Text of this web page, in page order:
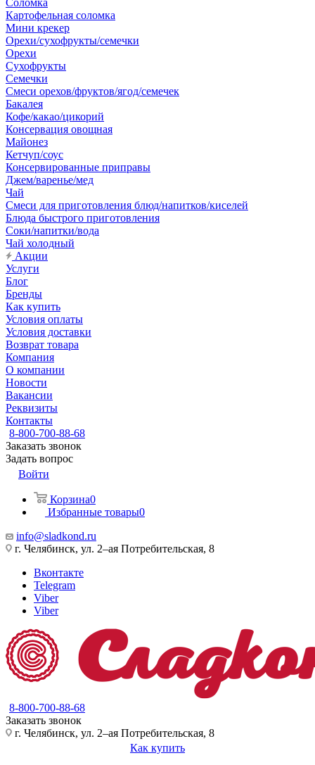
Соломка
Картофельная соломка
Мини крекер
Орехи/сухофрукты/семечки
Орехи
Сухофрукты
Семечки
Смеси орехов/фруктов/ягод/семечек
Бакалея
Кофе/какао/цикорий
Консервация овощная
Майонез
Кетчуп/соус
Консервированные приправы
Джем/варенье/мед
Чай
Смеси для приготовления блюд/напитков/киселей
Блюда быстрого приготовления
Соки/напитки/вода
Чай холодный
Акции
Услуги
Блог
Бренды
Как купить
Условия оплаты
Условия доставки
Возврат товара
Компания
О компании
Новости
Вакансии
Реквизиты
Контакты
8-800-700-88-68
Заказать звонок
Задать вопрос
Войти
Корзина0
Избранные товары0
info@sladkond.ru
г. Челябинск, ул. 2–ая Потребительская, 8
Вконтакте
Telegram
Viber
Viber
8-800-700-88-68
Заказать звонок
г. Челябинск, ул. 2–ая Потребительская, 8
Как купить